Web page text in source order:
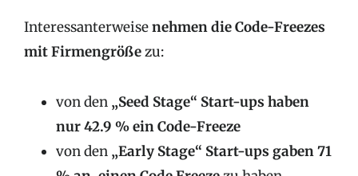
Interessanterweisenehmen die Code-Freezes
mit Firmengrößezu:
von den „Seed Stage“ Start-ups haben
nur 42.9 % ein Code-Freeze
von den „Early Stage“ Start-ups gaben 71